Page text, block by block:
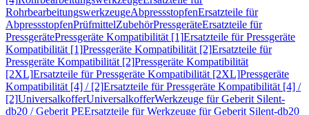
RohrbearbeitungswerkzeugeAbpressstopfenErsatzteile für
AbpressstopfenPrüfmittelZubehörPressgeräteErsatzteile für
PressgerätePressgeräte Kompatibilität [1]Ersatzteile für Pressgeräte
Kompatibilität [1]Pressgeräte Kompatibilität [2]Ersatzteile für
Pressgeräte Kompatibilität [2]Pressgeräte Kompatibilität
[2XL]Ersatzteile für Pressgeräte Kompatibilität [2XL]Pressgeräte
Kompatibilität [4] / [2]Ersatzteile für Pressgeräte Kompatibilität [4] /
[2]UniversalkofferUniversalkofferWerkzeuge für Geberit Silent-
db20 / Geberit PEErsatzteile für Werkzeuge für Geberit Silent-db20